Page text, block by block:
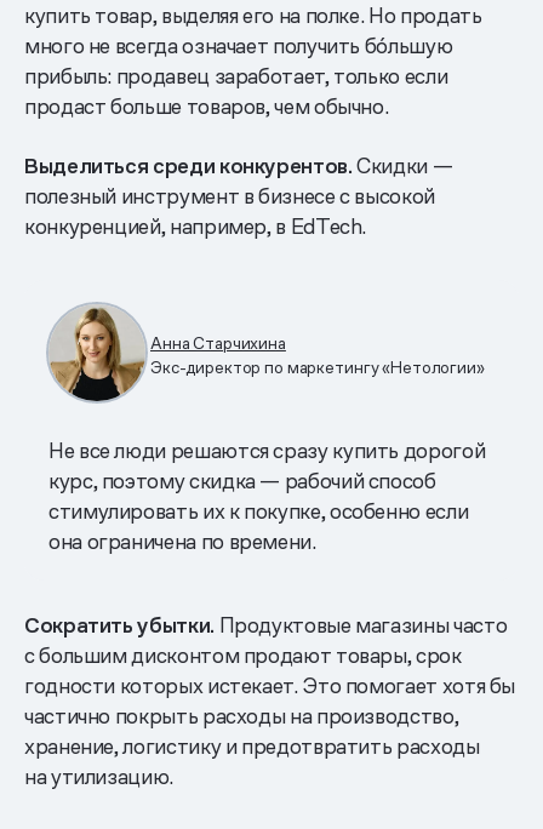
купить товар, выделяя его на полке. Но продать
много не всегда означает получить бо́льшую
прибыль: продавец заработает, только если
продаст больше товаров, чем обычно.
Выделиться среди конкурентов.Скидки —
полезный инструмент в бизнесе с высокой
конкуренцией, например, в EdTech.
Анна Старчихина
Экс-директор по маркетингу «Нетологии»
Не все люди решаются сразу купить дорогой
курс, поэтому скидка — рабочий способ
стимулировать их к покупке, особенно если
она ограничена по времени.
Сократить убытки. Продуктовые магазины часто
с большим дисконтом продают товары, срок
годности которых истекает. Это помогает хотя бы
частично покрыть расходы на производство,
хранение, логистику и предотвратить расходы
на утилизацию.